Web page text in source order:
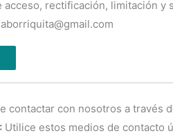
acceso, rectificación, limitación y
contactar con nosotros a través
Utilice estos medios de contacto